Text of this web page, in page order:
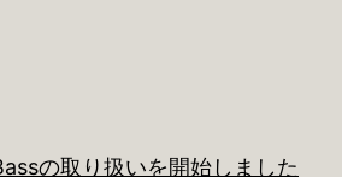
の取り扱いを開始しました